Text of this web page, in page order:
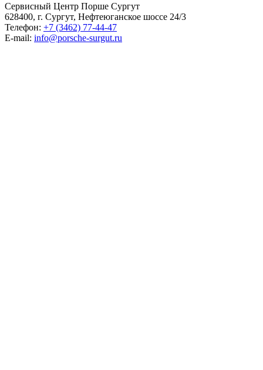
Сервисный Центр Порше Сургут
628400, г. Сургут, Нефтеюганское шоссе 24/3
Телефон: +7 (3462) 77-44-47
E-mail: info@porsche-surgut.ru